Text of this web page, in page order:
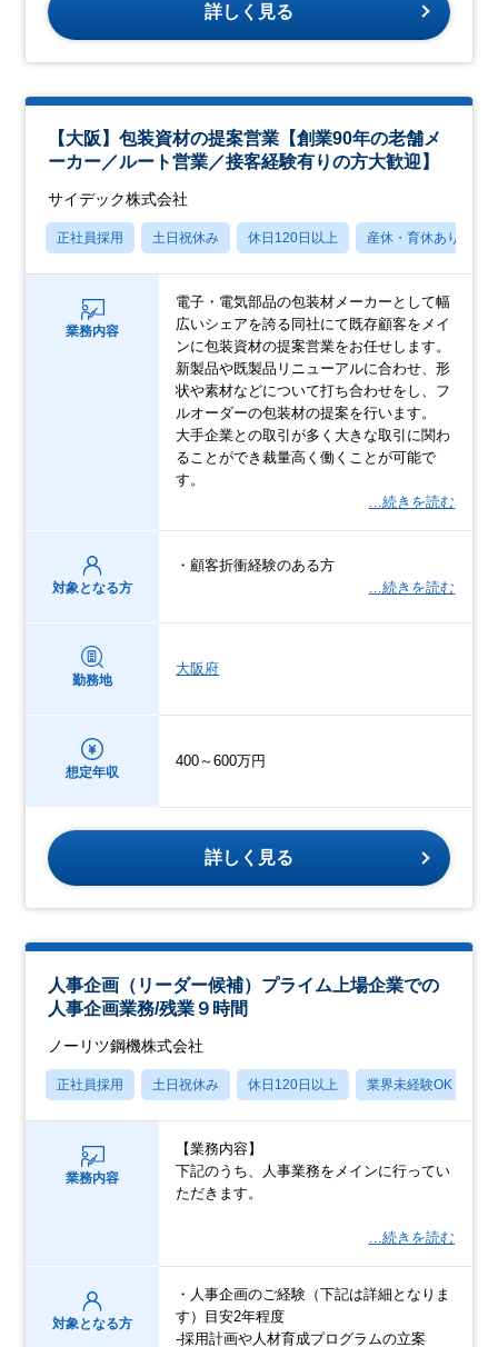
詳しく見る
【大阪】包装資材の提案営業【創業90年の老舗メ
ーカー／ルート営業／接客経験有りの方大歓迎】
サイデック株式会社
正社員採用 土日祝休み 休日120日以上 産休・育休あり
業務内容
電子・電気部品の包装材メーカーとして幅
広いシェアを誇る同社にて既存顧客をメイ
ンに包装資材の提案営業をお任せします。
新製品や既製品リニューアルに合わせ、形
状や素材などについて打ち合わせをし、フ
ルオーダーの包装材の提案を行います。
大手企業との取引が多く大きな取引に関わ
ることができ裁量高く働くことが可能で
す。
…続きを読む
対象となる方
・顧客折衝経験のある方
…続きを読む
勤務地
大阪府
想定年収
400～600万円
詳しく見る
人事企画（リーダー候補）プライム上場企業での
人事企画業務/残業９時間
ノーリツ鋼機株式会社
正社員採用 土日祝休み 休日120日以上 業界未経験OK
業務内容
【業務内容】
下記のうち、人事業務をメインに行ってい
ただきます。
…続きを読む
対象となる方
・人事企画のご経験（下記は詳細となりま
す）目安2年程度
-採用計画や人材育成プログラムの立案